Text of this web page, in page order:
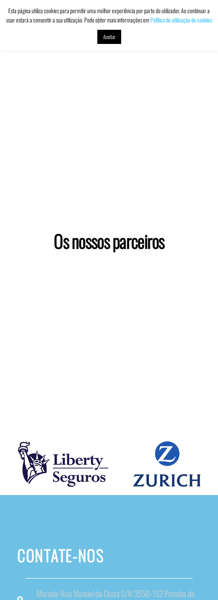
DACVALOR
Contabilidade
e Seguros
Os nossos parceiros
CONTATE-NOS
Morada: Rua Manuel da Costa S/N 3550-152 Penalva do
Esta página utiliza cookies para permitir uma melhor experiência por parte do utilizador. Ao continuar a
usar estará a consentir a sua utilização. Pode obter mais informações emPolítica de utilização de cookies
Aceitar